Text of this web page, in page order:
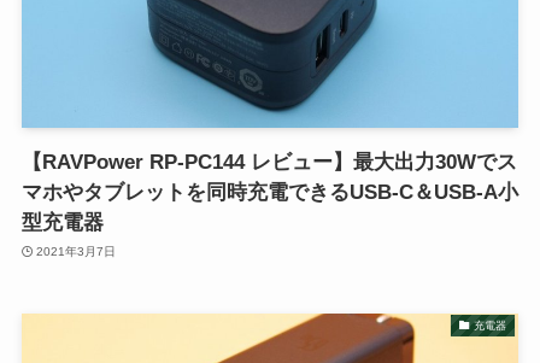
【RAVPower RP-PC144 レビュー】最大出力30Wでス
マホやタブレットを同時充電できるUSB-C＆USB-A小
型充電器
2021年3月7日
充電器